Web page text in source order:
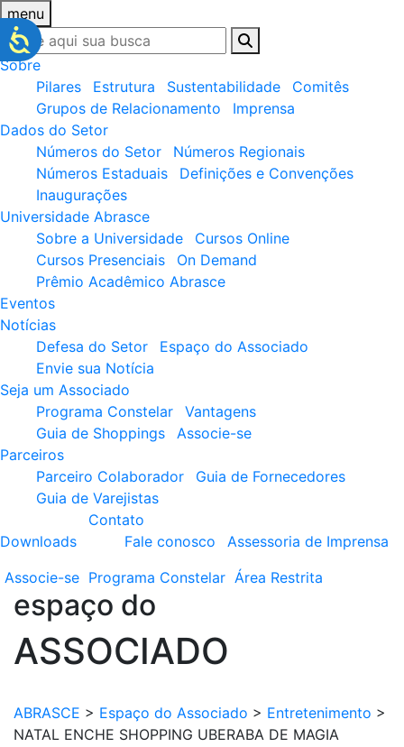
menu
Sobre
Pilares
Estrutura Sustentabilidade
Comitês
Grupos de Relacionamento
Imprensa
Dados do Setor
Números do Setor
Números Regionais
Números Estaduais
Definições e Convenções
Inaugurações
Universidade Abrasce
Sobre a Universidade
Cursos Online
Cursos Presenciais
On Demand
Prêmio Acadêmico Abrasce
Eventos
Notícias
Defesa do Setor
Espaço do Associado
Envie sua Notícia
Seja um Associado
Programa Constelar
Vantagens
Guia de Shoppings
Associe-se
Parceiros
Parceiro Colaborador
Guia de Fornecedores
Guia de Varejistas
Downloads
Contato
Fale conosco
Assessoria de Imprensa
Associe-se Programa Constelar Área Restrita
espaço do
ASSOCIADO
ABRASCE > Espaço do Associado > Entretenimento >
NATAL ENCHE SHOPPING UBERABA DE MAGIA